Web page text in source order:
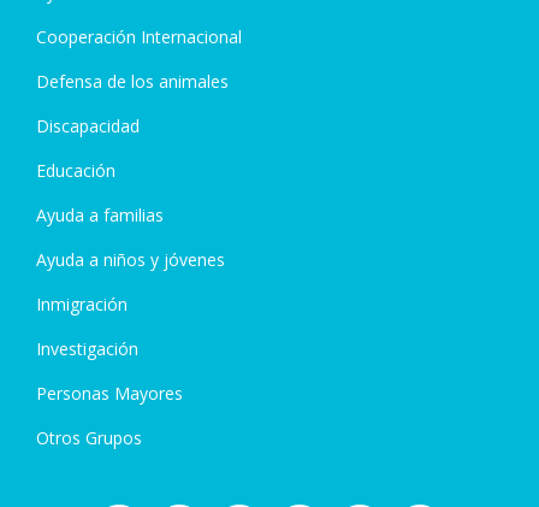
Cooperación Internacional
Defensa de los animales
Discapacidad
Educación
Ayuda a familias
Ayuda a niños y jóvenes
Inmigración
Investigación
Personas Mayores
Otros Grupos